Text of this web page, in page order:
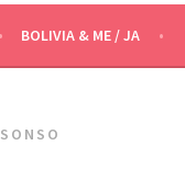
BOLIVIA & ME / JA
SONSO